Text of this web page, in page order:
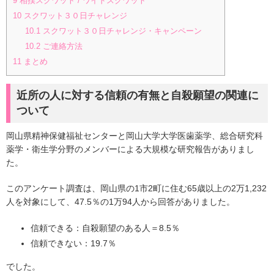
10 スクワット３０日チャレンジ
10.1 スクワット３０日チャレンジ・キャンペーン
10.2ご連絡方法
11
まとめ
近所の人に対する信頼の有無と自殺願望の関連に
ついて
岡山県精神保健福祉センターと岡山大学大学医歯薬学、総合研究科
薬学・衛生学分野のメンバーによる大規模な研究報告がありまし
た。
このアンケート調査は、岡山県の1市2町に住む65歳以上の2万1,232
人を対象にして、47.5％の1万94人から回答がありました。
信頼できる：自殺願望のある人＝8.5％
信頼できない：19.7％
でした。